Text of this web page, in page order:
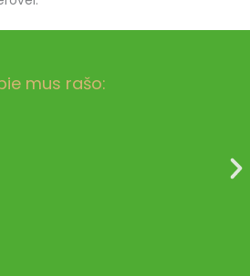
mus rašo: